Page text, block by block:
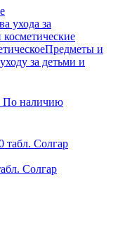
ухода за
Предметы и
за детьми и
По наличию
Солгар